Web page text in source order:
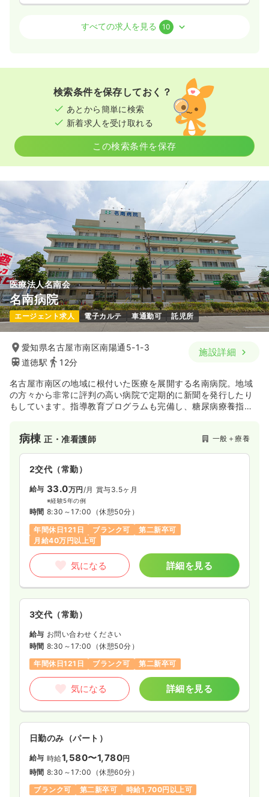
8:30～17:00
年間休日120日
4週8休以上 ブランク可
第二新卒可
月給40万円以上可
気になる 詳細を見る
日勤のみ（パート） 一時募集休止
時給 1,600円〜
8:30～17:00（休憩60分）
ブランク可
第二新卒可 時給1,600円以上可
気になる 詳細を見る
オペ室(手術室)正看護師 一般病院
日勤のみ（常勤）
給与 26.6万円
時間 8:30～17:00（休憩45分）
日祝休み
オンコールあり
第二新卒可
気になる 詳細を見る
内視鏡正看護師
日勤のみ（常勤）
給与 24.9万円〜 /月 賞与3.4ヶ月
※経験4年の例
時間 8:30～17:00（休憩45分）
日祝休み
オンコールあり 月給30万円以上可
気になる 詳細を見る
救急外来 正看護師
2交代（常勤）
給与 29.6 万円/月 賞与4ヶ月
※経験5年の例
時間 8:30～17:00（休憩45分）
気になる
すべての求人を見る 10
検索条件を保存しておく？
あとから簡単に検索
新着求人を受け取れる
この検索条件を保存
医療法人名南会
名南病院
エージェント求人 電子カルテ 車通勤可 託児所
愛知県名古屋市南区南陽通5-1-3
道徳駅
12分
施設詳細
名古屋市南区の地域に根付いた医療を展開する名南病院。地域
の方々から非常に評判の高い病院で定期的に新聞を発行したり
もしています。指導教育プログラムも完備し、糖尿病療養指導
病棟正・准看護師 一般＋療養
2交代（常勤）
給与 33.0万円/月 賞与3.5ヶ月
※経験5年の例
時間 8:30～17:00 （休憩50分）
年間休日121日
ブランク可
第二新卒可
月給40万円以上可
気になる 詳細を見る
3交代（常勤）
給与 お問い合わせください
時間 8:30～17:00 （休憩50分）
年間休日121日
ブランク可 第二新卒可
気になる 詳細を見る
日勤のみ（パート）
給与 時給1,580〜1,780円
時間 8:30～17:00 （休憩60分）
ブランク可
第二新卒可 時給1,700円以上可